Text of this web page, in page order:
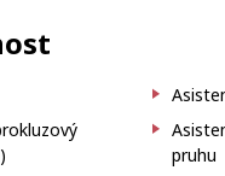
pruhu